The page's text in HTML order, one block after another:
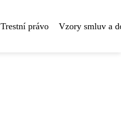
Trestní právo Vzory smluv a